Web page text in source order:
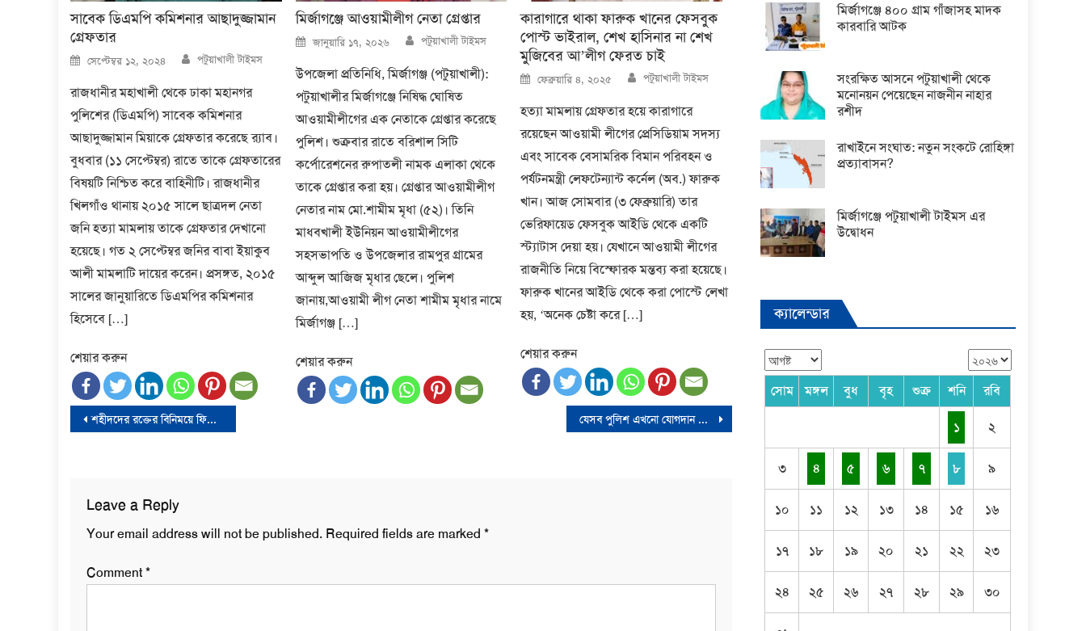
সাবেক ডিএমপি কমিশনার আছাদুজ্জামান
গ্রেফতার
Posted
on
সেপ্টেম্বর ১২, ২০২৪ Author
পটুয়াখালী টাইমস
রাজধানীর মহাখালী থেকে ঢাকা মহানগর
পুলিশের (ডিএমপি) সাবেক কমিশনার
আছাদুজ্জামান মিয়াকে গ্রেফতার করেছে র‍্যাব।
বুধবার (১১ সেপ্টেম্বর) রাতে তাকে গ্রেফতারের
বিষয়টি নিশ্চিত করে বাহিনীটি। রাজধানীর
খিলগাঁও থানায় ২০১৫ সালে ছাত্রদল নেতা
জনি হত্যা মামলায় তাকে গ্রেফতার দেখানো
হয়েছে। গত ২ সেপ্টেম্বর জনির বাবা ইয়াকুব
আলী মামলাটি দায়ের করেন। প্রসঙ্গত, ২০১৫
সালের জানুয়ারিতে ডিএমপির কমিশনার
হিসেবে […]
শেয়ার করুন
মির্জাগঞ্জে আওয়ামীলীগ নেতা গ্রেপ্তার
Posted
on
জানুয়ারি ১৭, ২০২৬ Author
পটুয়াখালী টাইমস
উপজেলা প্রতিনিধি, মির্জাগঞ্জ (পটুয়াখালী):
পটুয়াখালীর মির্জাগঞ্জে নিষিদ্ধ ঘোষিত
আওয়ামীলীগের এক নেতাকে গ্রেপ্তার করেছে
পুলিশ। শুক্রবার রাতে বরিশাল সিটি
কর্পোরেশনের রুপাতলী নামক এলাকা থেকে
তাকে গ্রেপ্তার করা হয়। গ্রেপ্তার আওয়ামীলীগ
নেতার নাম মো.শামীম মৃধা (৫২)। তিনি
মাধবখালী ইউনিয়ন আওয়ামীলীগের
সহসভাপতি ও উপজেলার রামপুর গ্রামের
আব্দুল আজিজ মৃধার ছেলে। পুলিশ
জানায়,আওয়ামী লীগ নেতা শামীম মৃধার নামে
মির্জাগঞ্জ […]
শেয়ার করুন
কারাগারে থাকা ফারুক খানের ফেসবুক
পোস্ট ভাইরাল, শেখ হাসিনার না শেখ
মুজিবের আ’লীগ ফেরত চাই
Posted
on
ফেব্রুয়ারি ৪, ২০২৫ Author
পটুয়াখালী টাইমস
হত্যা মামলায় গ্রেফতার হয়ে কারাগারে
রয়েছেন আওয়ামী লীগের প্রেসিডিয়াম সদস্য
এবং সাবেক বেসামরিক বিমান পরিবহন ও
পর্যটনমন্ত্রী লেফটেন্যান্ট কর্নেল (অব.) ফারুক
খান। আজ সোমবার (৩ ফেব্রুয়ারি) তার
ভেরিফায়েড ফেসবুক আইডি থেকে একটি
স্ট্যাটাস দেয়া হয়। যেখানে আওয়ামী লীগের
রাজনীতি নিয়ে বিস্ফোরক মন্তব্য করা হয়েছে।
ফারুক খানের আইডি থেকে করা পোস্টে লেখা
হয়, ‘অনেক চেষ্টা করে […]
শেয়ার করুন
Post
শহীদদের রক্তের বিনিময়ে ফিলিস্তিনি ভূখণ্ড থেকে ইসরাইল মুছে যাবে : হামাস যেসব পুলিশ এখনো যোগদান করেনি, তাদের আর যোগদান করতে দেওয়া হবে না : স্বরাষ্ট্র উপদেষ্টা
Leave a Reply
Your email address will not be published. Required fields are marked *
Comment*
মির্জাগঞ্জে ৪০০ গ্রাম গাঁজাসহ মাদক
কারবারি আটক
সংরক্ষিত আসনে পটুয়াখালী থেকে
মনোনয়ন পেয়েছেন নাজনীন নাহার
রশীদ
রাখাইনে সংঘাত: নতুন সংকটে রোহিঙ্গা
প্রত্যাবাসন?
মির্জাগঞ্জে পটুয়াখালী টাইমস এর
উদ্বোধন
ক্যালেন্ডার
সোম মঙ্গল বুধ বৃহ শুক্র শনি রবি
১ ২
৩ ৪ ৫ ৬ ৭ ৮ ৯
১০ ১১ ১২ ১৩ ১৪ ১৫ ১৬
১৭ ১৮ ১৯ ২০ ২১ ২২ ২৩
২৪ ২৫ ২৬ ২৭ ২৮ ২৯ ৩০